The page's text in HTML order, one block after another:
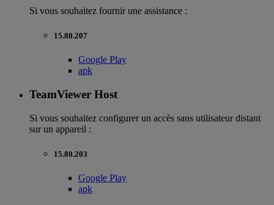
Si vous souhaitez fournir une assistance :
15.80.207
Google Play
apk
TeamViewer Host
Si vous souhaitez configurer un accès sans utilisateur distant
sur un appareil :
15.80.203
Google Play
apk